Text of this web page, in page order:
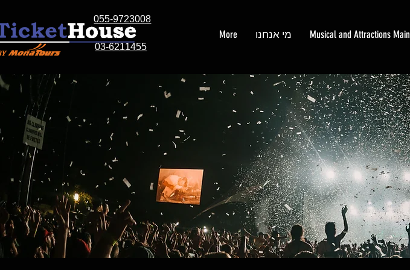
055-9723008
03-6211455
Musical and Attractions Main מי אנחנו
More